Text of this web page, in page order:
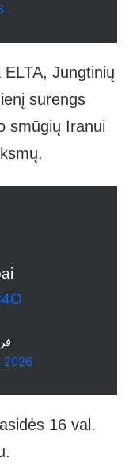
Jungtinių
surengs
smūgių Iranui
2026
16 val.